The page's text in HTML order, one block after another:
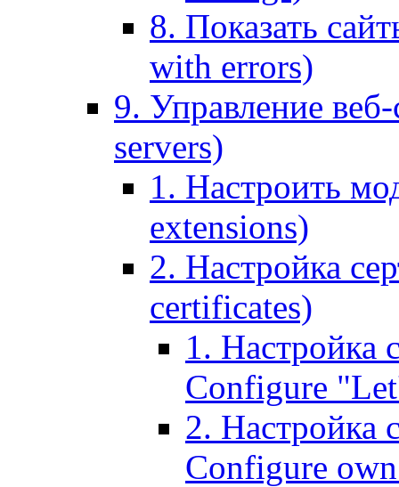
8. Показать
with errors)
9. Управление
servers)
1. Настроить
extensions)
2. Настройка
certificates)
1. Настройка
Configure
2. Настройка
Configure